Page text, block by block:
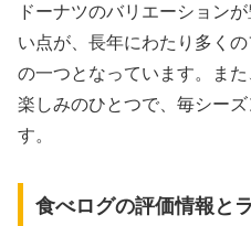
ドーナツのバリエーション
い点が、長年にわたり多く
の一つとなっています。ま
楽しみのひとつで、毎シー
す。
食べログの評価情報と